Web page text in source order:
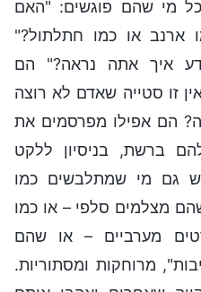
מי שהם פוגשים: "האם
ארנב או כמו חתלתול?"
איך אתה נראה?" הם
זו סטייה שאדם לא רוצה
הם אפילו מפרסמים את
ברשת, בניסיון ללקט
גם מי שמתלבשים כמו
מצלמים סלפי – או כמו
מערביים – או שהם
מרוחקות ומסתוריות.